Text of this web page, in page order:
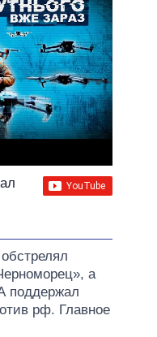
а
поддержал
рф. Главное